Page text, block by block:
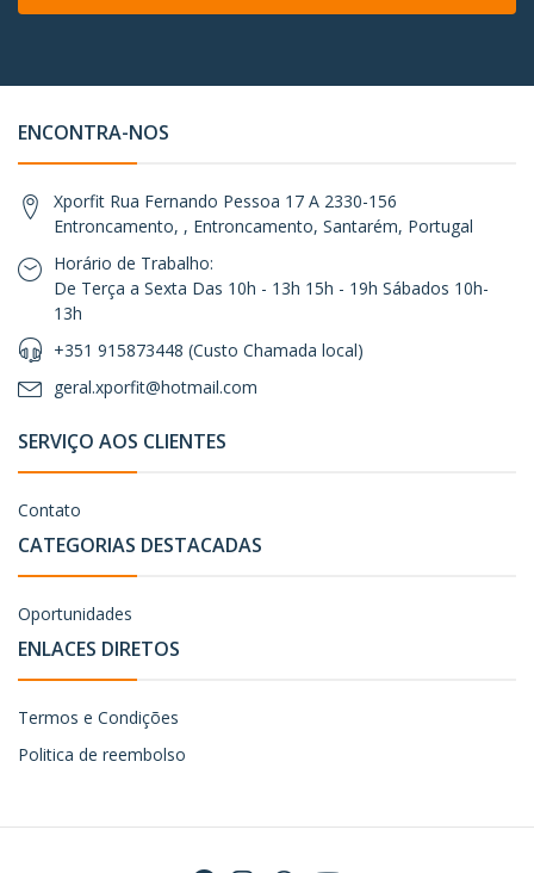
ENCONTRA-NOS
Xporfit Rua Fernando Pessoa 17 A 2330-156
Entroncamento, , Entroncamento, Santarém, Portugal
Horário de Trabalho:
De Terça a Sexta Das 10h - 13h 15h - 19h Sábados 10h-
13h
+351 915873448 (Custo Chamada local)
geral.xporfit@hotmail.com
SERVIÇO AOS CLIENTES
Contato
CATEGORIAS DESTACADAS
Oportunidades
ENLACES DIRETOS
Termos e Condições
Politica de reembolso